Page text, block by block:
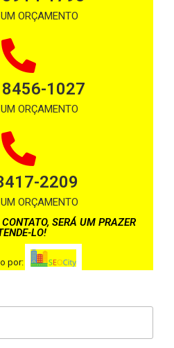
ORÇAMENTO
1027
ORÇAMENTO
2209
ORÇAMENTO
SERÁ UM PRAZER
LO!
por: